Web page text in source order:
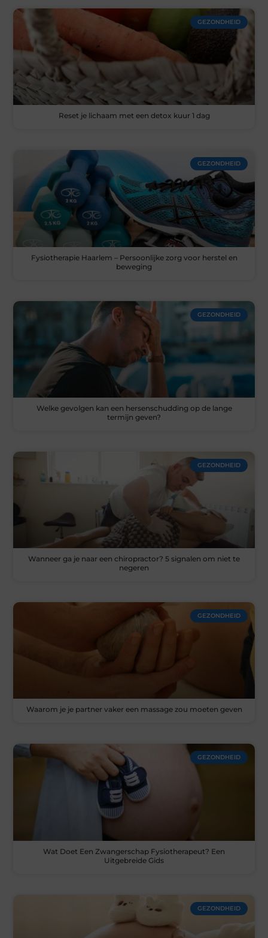
GEZONDHEID
Reset je lichaam met een detox kuur 1 dag
GEZONDHEID
Fysiotherapie Haarlem – Persoonlijke zorg voor herstel en
beweging
GEZONDHEID
Welke gevolgen kan een hersenschudding op de lange
termijn geven?
GEZONDHEID
Wanneer ga je naar een chiropractor? 5 signalen om niet te
negeren
GEZONDHEID
Waarom je je partner vaker een massage zou moeten geven
GEZONDHEID
Wat Doet Een Zwangerschap Fysiotherapeut? Een
Uitgebreide Gids
GEZONDHEID